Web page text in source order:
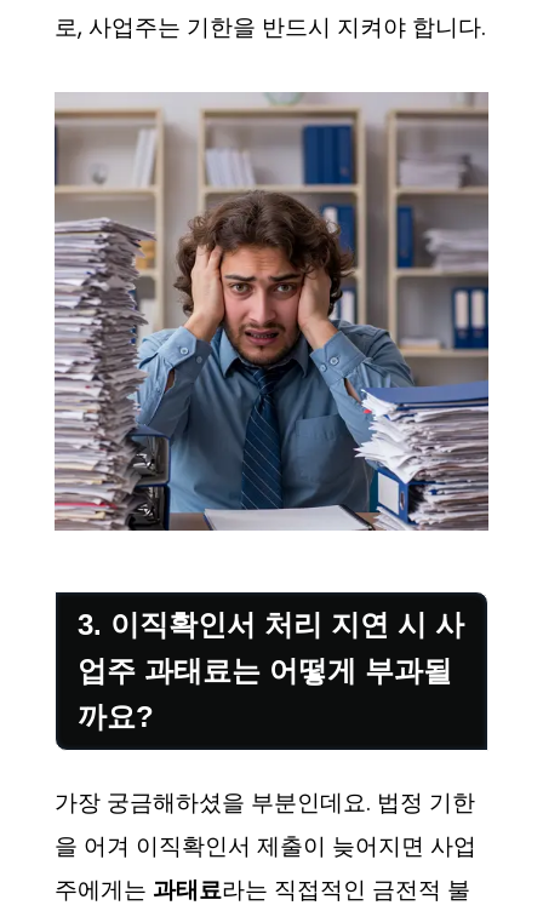
로, 사업주는 기한을 반드시 지켜야 합니다.
3. 이직확인서 처리 지연 시 사
업주 과태료는 어떻게 부과될
까요?
가장 궁금해하셨을 부분인데요. 법정 기한
을 어겨 이직확인서 제출이 늦어지면 사업
주에게는 과태료라는 직접적인 금전적 불